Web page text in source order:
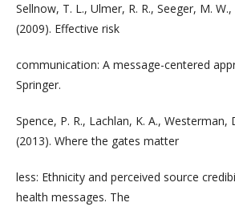
Sellnow, T. L., Ulmer, R. R., Seeger, M.
(2009). Effective risk
communication: A message-centered
Springer.
Spence, P. R., Lachlan, K. A., Westerman,
(2013). Where the gates matter
less: Ethnicity and perceived source
health messages. The